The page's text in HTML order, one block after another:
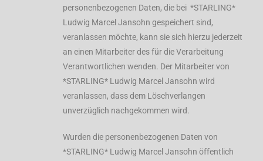
personenbezogenen Daten, die bei *STARLING*
Ludwig Marcel Jansohn gespeichert sind,
veranlassen möchte, kann sie sich hierzu jederzeit
an einen Mitarbeiter des für die Verarbeitung
Verantwortlichen wenden. Der Mitarbeiter von
*STARLING* Ludwig Marcel Jansohn wird
veranlassen, dass dem Löschverlangen
unverzüglich nachgekommen wird.
Wurden die personenbezogenen Daten von
*STARLING* Ludwig Marcel Jansohn öffentlich